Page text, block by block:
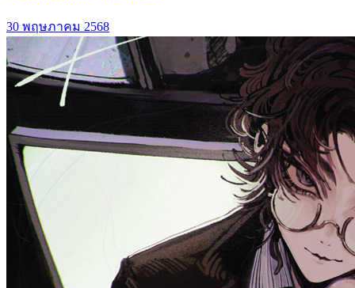
30 พฤษภาคม 2568